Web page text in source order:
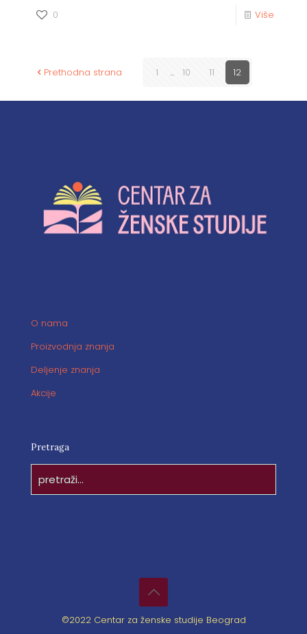
0 Više
Prethodna strana 1 ... 10 11 12
O nama
Proizvodnja znanja
Deljenje znanja
Akcije
Pretraga
©2022 Centar za ženske studije Beograd